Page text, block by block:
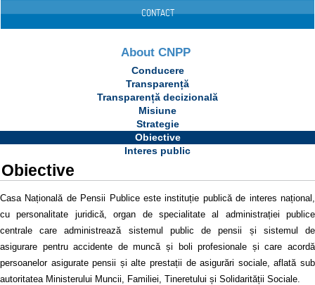
CONTACT
About CNPP
Conducere
Transparență
Transparență decizională
Misiune
Strategie
Obiective
Interes public
Obiective
Casa Națională de Pensii Publice este instituție publică de interes național,
cu personalitate juridică, organ de specialitate al administrației publice
centrale care administrează sistemul public de pensii și sistemul de
asigurare pentru accidente de muncă și boli profesionale și care acordă
persoanelor asigurate pensii și alte prestații de asigurări sociale, aflată sub
autoritatea Ministerului Muncii, Familiei, Tineretului și Solidarității Sociale.